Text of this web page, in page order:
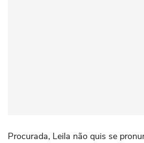
Procurada, Leila não quis se